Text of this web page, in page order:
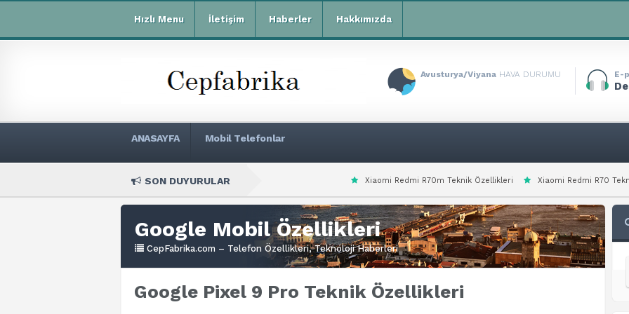
Hızlı Menu İletişim Haberler Hakkımızda
Avusturya/Viyana HAVA DURUMU E-
ANASAYFA Mobil Telefonlar
SON DUYURULAR Xiaomi Redmi R70m Teknik Özellikleri Xiaomi Redmi R70 Teknik Özellikleri
Google Mobil Özellikleri
CepFabrika.com – Telefon Özellikleri, Teknoloji Haberleri
Google Pixel 9 Pro Teknik Özellikleri